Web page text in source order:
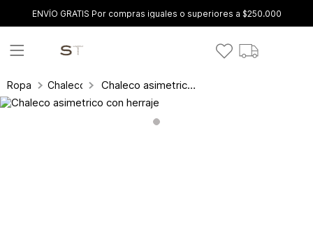
ENVÍO GRATIS Por compras iguales o superiores a $250.000
Ropa Chalecos Chaleco asimetrico con herraje